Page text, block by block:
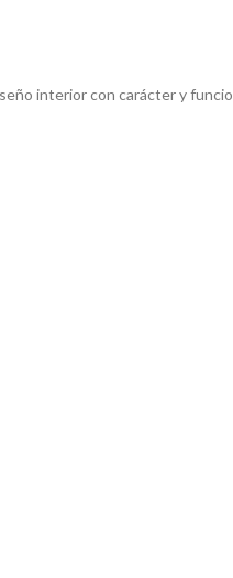
interior con carácter y